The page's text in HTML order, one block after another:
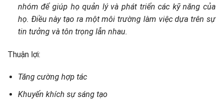
nhóm để giúp họ quản lý và phát triển các kỹ năng của
họ. Điều này tạo ra một môi trường làm việc dựa trên sự
tin tưởng và tôn trọng lẫn nhau.
Thuận lợi:
Tăng cường hợp tác
Khuyến khích sự sáng tạo